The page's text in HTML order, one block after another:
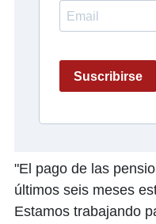
"El pago de las
últimos seis meses
Estamos trabajando